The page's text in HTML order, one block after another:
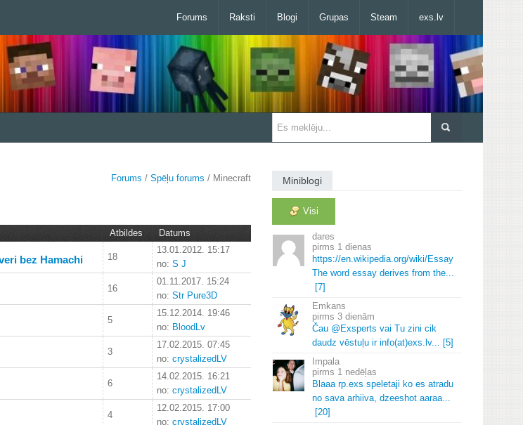
Forums Raksti Blogi Grupas Steam exs.lv
Forums / Spēļu forums / Minecraft
Atbildes Datums
bez Hamachi 18
13.01.2012. 15:17
no: S J
16
01.11.2017. 15:24
no: Str Pure3D
5
15.12.2014. 19:46
no: BloodLv
3
17.02.2015. 07:45
no: crystalizedLV
6
14.02.2015. 16:21
no: crystalizedLV
4
12.02.2015. 17:00
no: crystalizedLV
Miniblogi
Visi
dares
1 dienas
https://en.wikipedia.org/wiki/Essay
The word essay derives from the...
[7]
Emkans
3 dienām
Čau @Exsperts vai Tu zini cik
daudz vēstuļu ir info(at)exs. lv... [5]
Impala
1 nedēļas
Blaaa rp.exs speletaji ko es atradu
no sava arhiiva, dzeeshot aaraa...
[20]